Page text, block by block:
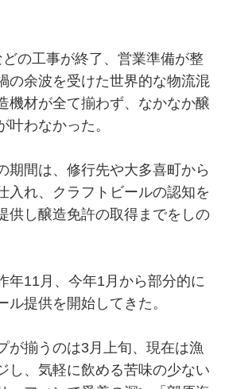
の工事が終了、営業準備が整
の余波を受けた世界的な物流混
機材が全て揃わず、なかなか醸
叶わなかった。
期間は、修行先や大多喜町から
入れ、クラフトビールの認知を
供し醸造免許の取得までをしの
年11月、今年1月から部分的に
ル提供を開始してきた。
が揃うのは3月上旬、現在は漁
し、気軽に飲める苦味の少ない